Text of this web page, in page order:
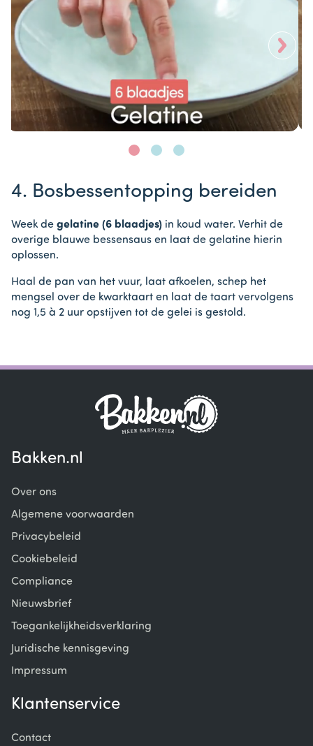
>
of
4. Bosbessentopping bereiden
Week de gelatine (6 blaadjes) in koud water. Verhit de
overige blauwe bessensaus en laat de gelatine hierin
oplossen.
Haal de pan van het vuur, laat afkoelen, schep het
mengsel over de kwarktaart en laat de taart vervolgens
nog 1,5 à 2 uur opstijven tot de gelei is gestold.
Bakken.nl
Over ons
Algemene voorwaarden
Privacybeleid
Cookiebeleid
Compliance
Nieuwsbrief
Toegankelijkheidsverklaring
Juridische kennisgeving
Impressum
Klantenservice
Contact